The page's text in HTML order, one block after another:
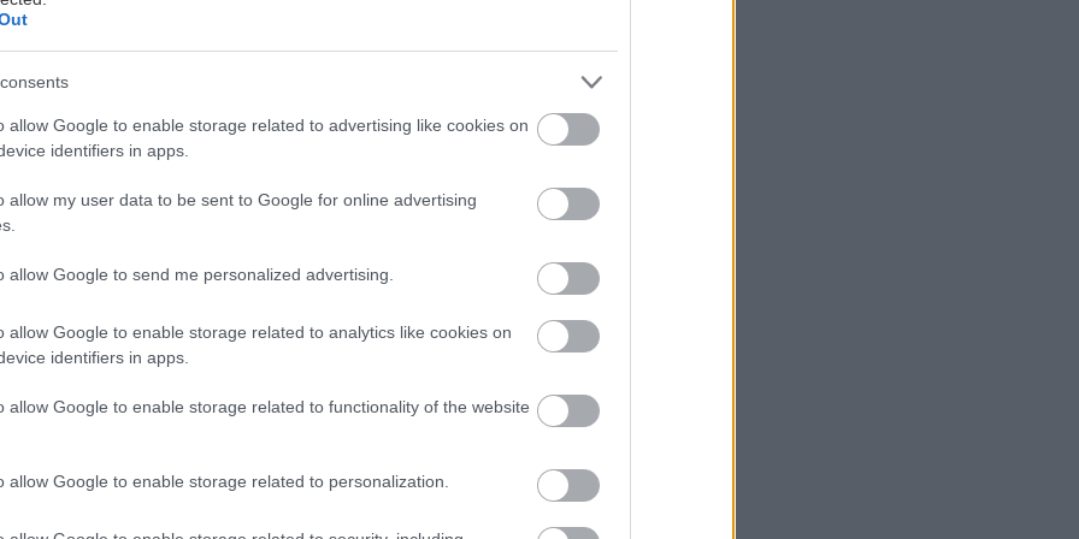
allow Google to enable storage related to advertising like cookies on
identifiers in apps.
allow my user data to be sent to Google for online advertising
allow Google to send me personalized advertising.
allow Google to enable storage related to analytics like cookies on
identifiers in apps.
allow Google to enable storage related to functionality of the website
allow Google to enable storage related to personalization.
το φυσικό αέριο (CNG) αύξησε το μερίδιό του στην
με εφαρμογές σε οικιακές, βιομηχανικές, εμπορικές χρήσεις και
χάρη στην ευρεία διαθεσιμότητά του και στα πλεονεκτήματα
σχέση με προστασία του περιβάλλοντος. Το φυσικό αέριο
επίσης όλο και περισσότερο ως καύσιμο στους κινητήρες
τεχνολογία αναπτύχθηκε αρχικά στην Ιταλία κατά τη διάρκεια
‘30 και ο σχετικός βιομηχανικός τομέας της χώρας είναι για
περισσότερες από 930 εγκαταστάσεις και ετήσιες πωλήσεις
που ξεπερνούν τα 900 εκατομμύρια κυβικά μέτρα. Το φυσικό αέριο,